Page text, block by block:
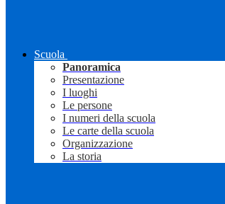
Scuola
Panoramica
Presentazione
I luoghi
Le persone
I numeri della scuola
Le carte della scuola
Organizzazione
La storia